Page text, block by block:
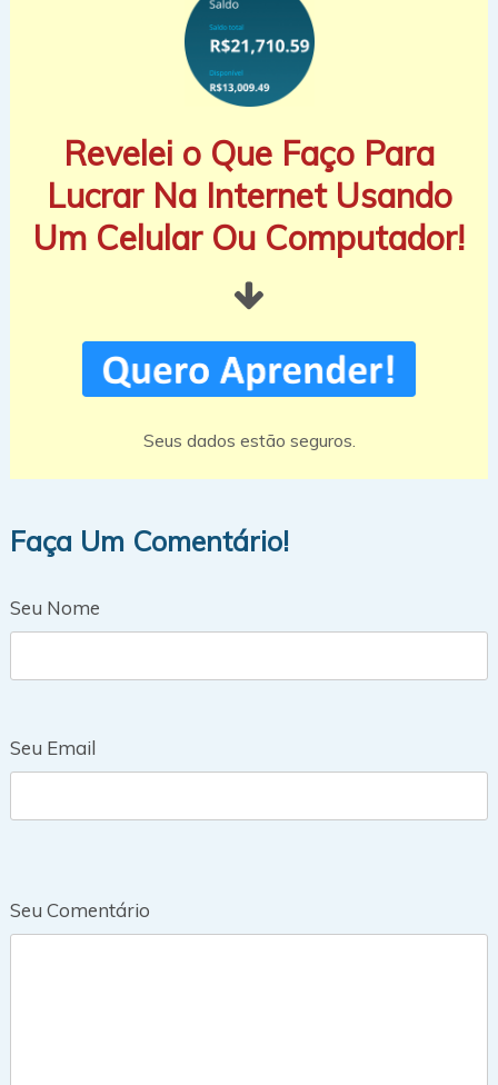
Revelei o Que Faço Para
Lucrar Na Internet Usando
Um Celular Ou Computador!
Seus dados estão seguros.
Faça Um Comentário!
Seu Nome
Seu Email
Seu Comentário